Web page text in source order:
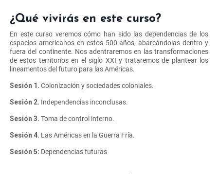
¿Qué vivirás en este curso?
En este curso veremos cómo han sido las dependencias de los
espacios americanos en estos 500 años, abarcándolas dentro y
fuera del continente. Nos adentraremos en las transformaciones
de estos territorios en el siglo XXI y trataremos de plantear los
lineamentos del futuro para las Américas.
Sesión 1. Colonización y sociedades coloniales.
Sesión 2. Independencias inconclusas.
Sesión 3. Toma de control interno.
Sesión 4. Las Américas en la Guerra Fría.
Sesión 5: Dependencias futuras